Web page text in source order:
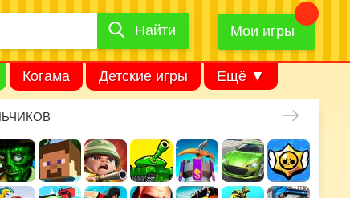
Найти
Найти Мои игры
Когама Детские игры Ещё ▼